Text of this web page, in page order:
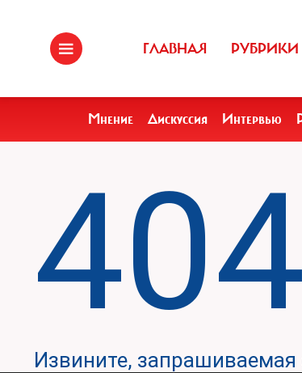
ГЛАВНАЯ РУБРИКИ
Мнение Дискуссия Интервью
404
Извините, запрашиваемая